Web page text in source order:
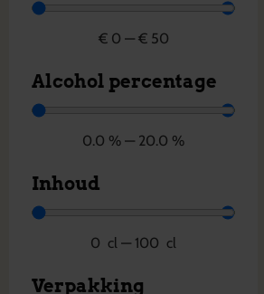
€ 0 — € 50
Alcohol percentage
0.0 % — 20.0 %
Inhoud
0 cl — 100 cl
Verpakking